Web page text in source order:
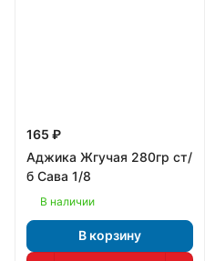
165 ₽
Аджика Жгучая 280гр ст/
б Сава 1/8
В наличии
В корзину